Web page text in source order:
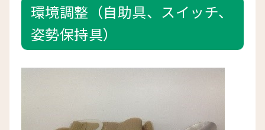
環境調整（自助具、スイッチ、
姿勢保持具）